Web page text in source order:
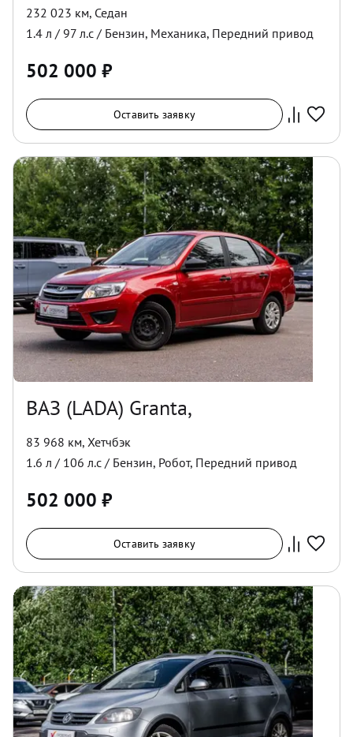
232 023 км, Седан
1.4 л / 97 л.с / Бензин, Механика, Передний привод
502 000 ₽
Оставить заявку
ВАЗ (LADA) Granta,
83 968 км, Хетчбэк
1.6 л / 106 л.с / Бензин, Робот, Передний привод
502 000 ₽
Оставить заявку